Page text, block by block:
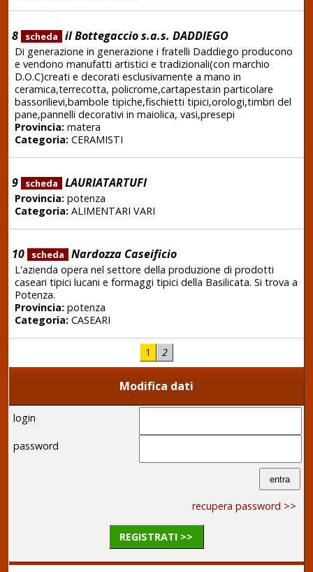
8 scheda il Bottegaccio s.a.s. DADDIEGO
Di generazione in generazione i fratelli Daddiego producono
e vendono manufatti artistici e tradizionali(con marchio
D.O.C)creati e decorati esclusivamente a mano in
ceramica,terrecotta, policrome,cartapesta:in particolare
bassorilievi,bambole tipiche,fischietti tipici,orologi,timbri del
pane,pannelli decorativi in maiolica, vasi,presepi
Provincia:matera
Categoria:CERAMISTI
9 scheda LAURIATARTUFI
Provincia:potenza
Categoria:ALIMENTARI VARI
10 scheda Nardozza Caseificio
L'azienda opera nel settore della produzione di prodotti
caseari tipici lucani e formaggi tipici della Basilicata. Si trova a
Potenza.
Provincia:potenza
Categoria:CASEARI
1 2
Modifica dati
login
password
recupera password >>
REGISTRATI >>